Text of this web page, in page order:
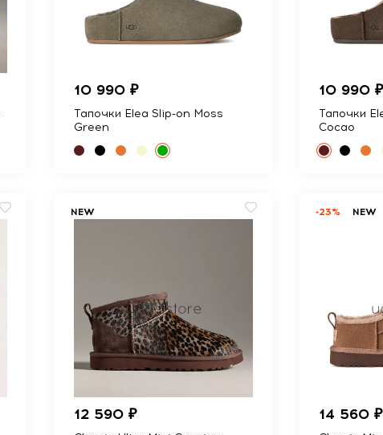
10 990 ₽
Тапочки Elea Slip-on Moss
Green
10 990 ₽
Тапочки
Cocao
NEW
12 590 ₽
-23% NEW
14 560 ₽